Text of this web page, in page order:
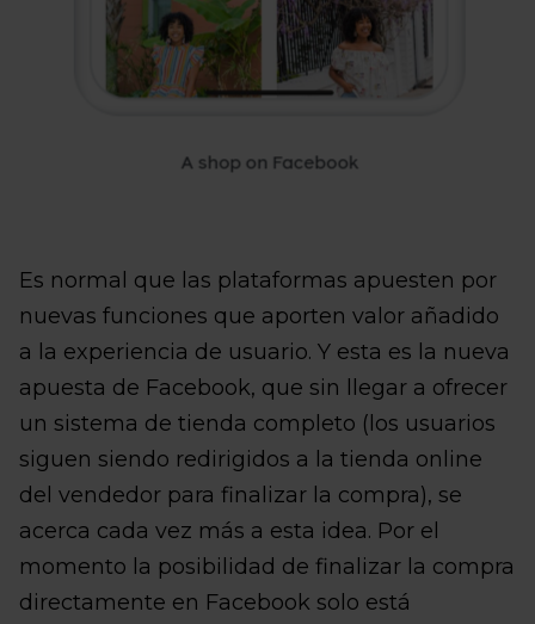
Es normal que las plataformas apuesten por
nuevas funciones que aporten valor añadido
a la experiencia de usuario. Y esta es la nueva
apuesta de Facebook, que sin llegar a ofrecer
un sistema de tienda completo (los usuarios
siguen siendo redirigidos a la tienda online
del vendedor para finalizar la compra), se
acerca cada vez más a esta idea. Por el
momento la posibilidad de finalizar la compra
directamente en Facebook solo está